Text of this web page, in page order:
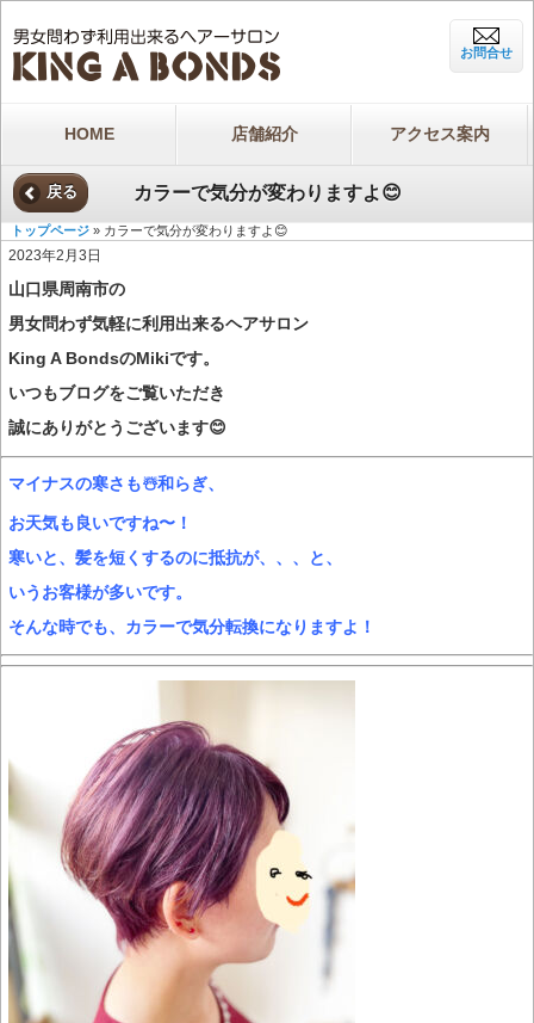
お問合せ
HOME 店舗紹介 アクセス案内
戻る カラーで気分が変わりますよ😊
トップページ » カラーで気分が変わりますよ😊
2023年2月3日
山口県周南市の
男女問わず気軽に利用出来るヘアサロン
King A BondsのMikiです。
いつもブログをご覧いただき
誠にありがとうございます😊
マイナスの寒さも☃️和らぎ、
お天気も良いですね〜！
寒いと、髪を短くするのに抵抗が、、、と、
いうお客様が多いです。
そんな時でも、カラーで気分転換になりますよ！